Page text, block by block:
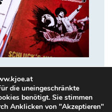
die uneingeschränkte
benötigt. Sie stimmen
Anklicken von "Akzeptieren"